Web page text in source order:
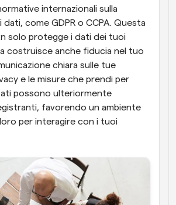
internazionali sulla
come GDPR o CCPA. Questa
solo protegge i dati dei tuoi
costruisce anche fiducia nel tuo
chiara sulle tue
e le misure che prendi per
possono ulteriormente
favorendo un ambiente
per interagire con i tuoi